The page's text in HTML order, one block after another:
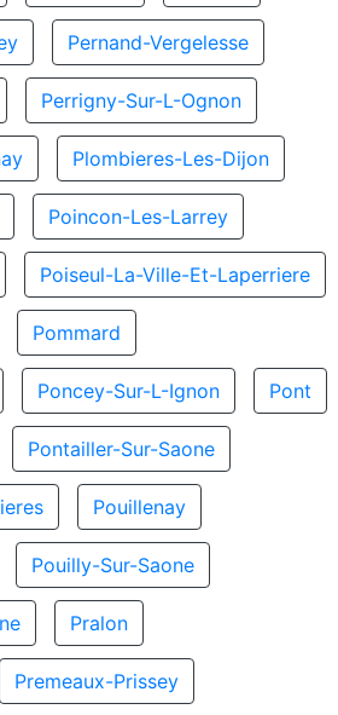
Pernand-Vergelesse
Perrigny-Sur-L-Ognon
Plombieres-Les-Dijon
Poincon-Les-Larrey
Poiseul-La-Ville-Et-Laperriere
Pommard
Poncey-Sur-L-Ignon Pont
Pontailler-Sur-Saone
Pouillenay
Pouilly-Sur-Saone
Pralon
Premeaux-Prissey